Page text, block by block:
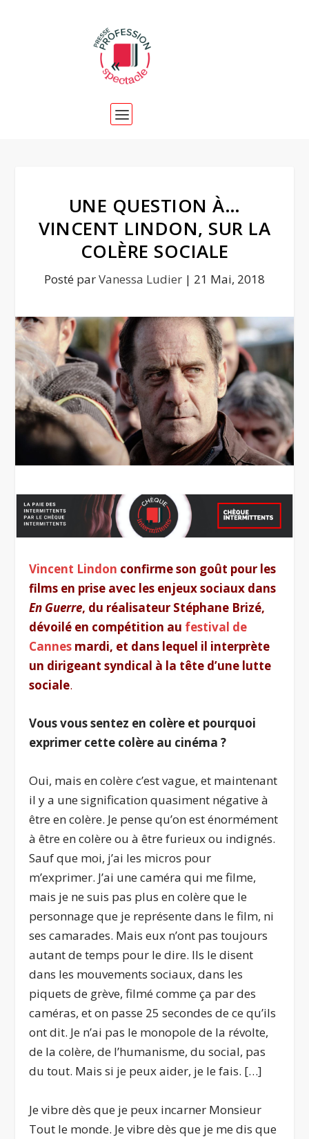
UNE QUESTION À…
VINCENT LINDON, SUR LA
COLÈRE SOCIALE
Posté parVanessa Ludier | 21 Mai, 2018
Vincent Lindon confirme son goût pour les
films en prise avec les enjeux sociaux dans
En Guerre, du réalisateur Stéphane Brizé,
dévoilé en compétition au festival de
Cannes mardi, et dans lequel il interprète
un dirigeant syndical à la tête d’une lutte
sociale.
Vous vous sentez en colère et pourquoi
exprimer cette colère au cinéma ?
Oui, mais en colère c’est vague, et maintenant
il y a une signification quasiment négative à
être en colère. Je pense qu’on est énormément
à être en colère ou à être furieux ou indignés.
Sauf que moi, j’ai les micros pour
m’exprimer. J’ai une caméra qui me filme,
mais je ne suis pas plus en colère que le
personnage que je représente dans le film, ni
ses camarades. Mais eux n’ont pas toujours
autant de temps pour le dire. Ils le disent
dans les mouvements sociaux, dans les
piquets de grève, filmé comme ça par des
caméras, et on passe 25 secondes de ce qu’ils
ont dit. Je n’ai pas le monopole de la révolte,
de la colère, de l’humanisme, du social, pas
du tout. Mais si je peux aider, je le fais. […]
Je vibre dès que je peux incarner Monsieur
Tout le monde. Je vibre dès que je me dis que